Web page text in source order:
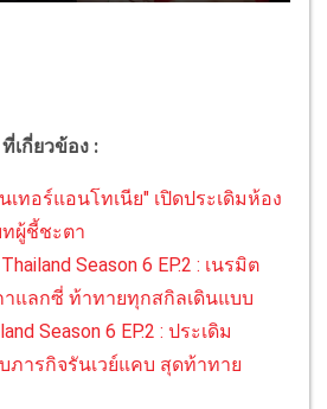
ที่เกี่ยวข้อง :
เทอร์แอนโทเนีย" เปิดประเดิมห้อง
ผู้ชี้ชะตา
Season 6 EP.2 : เนรมิต
าแลกซี่ ท้าทายทุกสกิลเดินแบบ
Season 6 EP.2 : ประเดิม
ภารกิจรันเวย์แคบ สุดท้าทาย